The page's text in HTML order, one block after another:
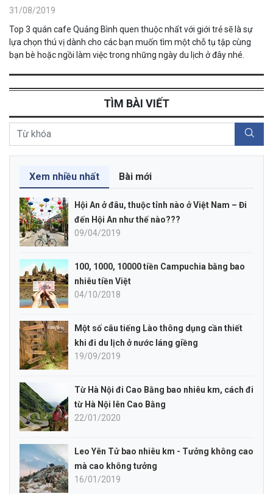
31/08/2019
Top 3 quán cafe Quảng Bình quen thuộc nhất với giới trẻ sẽ là sự
lựa chọn thú vị dành cho các bạn muốn tìm một chỗ tụ tập cùng
bạn bè hoặc ngồi làm việc trong những ngày du lịch ở đây nhé.
TÌM BÀI VIẾT
Xem nhiều nhất Bài mới
Hội An ở đâu, thuộc tỉnh nào ở Việt Nam – Đi
đến Hội An như thế nào???
09/04/2019
100, 1000, 10000 tiền Campuchia bằng bao
nhiêu tiền Việt
04/10/2018
Một số câu tiếng Lào thông dụng cần thiết
khi đi du lịch ở nước láng giềng
19/09/2019
Từ Hà Nội đi Cao Bằng bao nhiêu km, cách đi
từ Hà Nội lên Cao Bằng
22/01/2020
Leo Yên Tử bao nhiêu km - Tưởng không cao
mà cao không tưởng
16/01/2019